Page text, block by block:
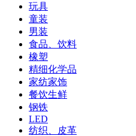
玩具
童装
男装
食品、饮料
橡塑
精细化学品
家纺家饰
餐饮生鲜
钢铁
LED
纺织、皮革